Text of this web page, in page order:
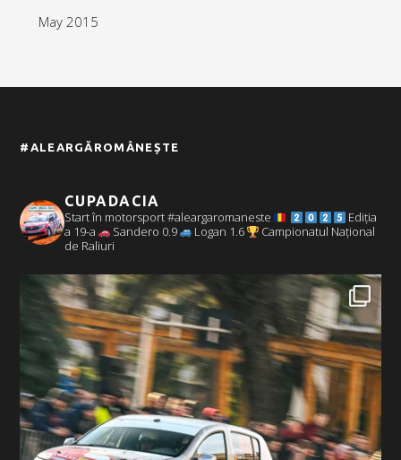
May 2015
#ALEARGĂROMÂNEȘTE
CUPADACIA
Start în motorsport #aleargaromaneste
Ediția
a 19-a
Sandero 0.9 Logan 1.6
Campionatul Național
de Raliuri